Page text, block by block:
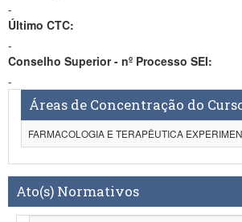
-
Último CTC:
-
Conselho Superior - nº Processo SEI:
-
Áreas de Concentração do
FARMACOLOGIA E TERAPÊUTICA
Ato(s) Normativos